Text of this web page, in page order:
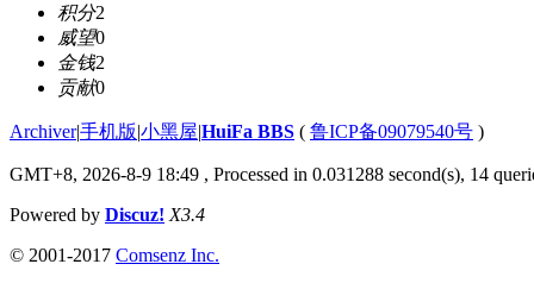
积分2
威望0
金钱2
贡献0
Archiver|手机版|小黑屋|HuiFa BBS ( 鲁ICP备09079540号 )
GMT+8, 2026-8-9 18:49 , Processed in 0.031288 second(s), 14
Powered by Discuz! X3.4
© 2001-2017 Comsenz Inc.